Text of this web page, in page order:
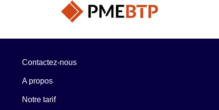
Contactez-nous
A propos
Notre tarif